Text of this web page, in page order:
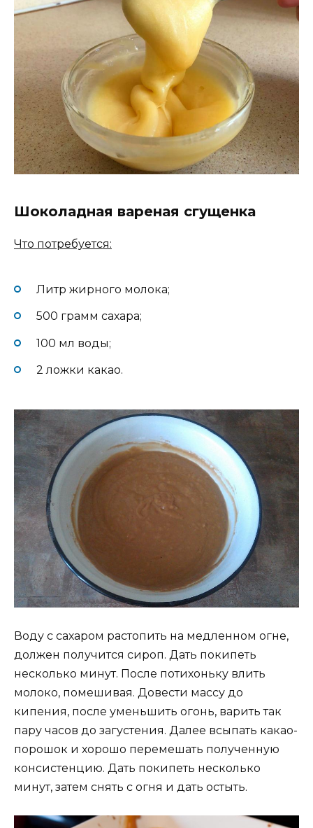
Шоколадная вареная сгущенка
Что потребуется:
Литр жирного молока;
500 грамм сахара;
100 мл воды;
2 ложки какао.
Воду с сахаром растопить на медленном огне,
должен получится сироп. Дать покипеть
несколько минут. После потихоньку влить
молоко, помешивая. Довести массу до
кипения, после уменьшить огонь, варить так
пару часов до загустения. Далее всыпать какао-
порошок и хорошо перемешать полученную
консистенцию. Дать покипеть несколько
минут, затем снять с огня и дать остыть.